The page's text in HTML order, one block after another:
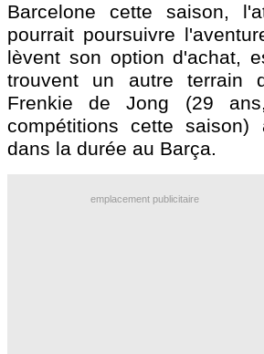
Barcelone cette saison,
pourrait poursuivre
lèvent son option d'achat,
trouvent un autre terrain
Frenkie deJong (29
compétitions cette saison)
dans la durée au Barça.
emplacement publicitaire